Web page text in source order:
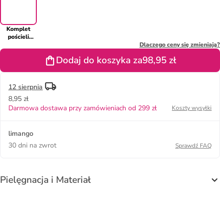
Komplet
pościeli
Dlaczego ceny się zmieniają?
Dodaj do koszyka za98,95 zł
12 sierpnia
8,95 zł
Darmowa dostawa przy zamówieniach od 299 zł
Koszty wysyłki
limango
30 dni na zwrot
Sprawdź FAQ
Pielęgnacja i Materiał